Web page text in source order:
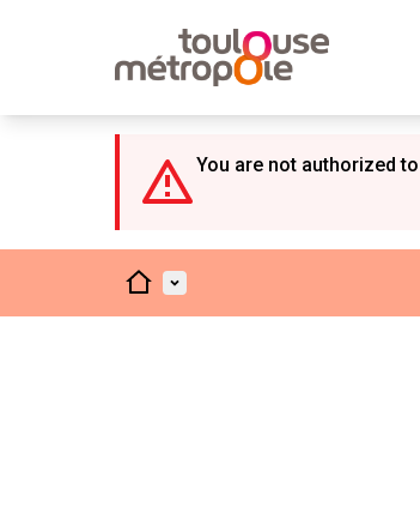
You are not authorized
AccueilMenu principal